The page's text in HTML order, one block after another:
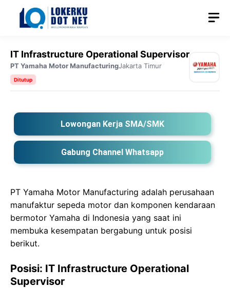
Langsung
IT Infrastructure Operational Supervisor
PT Yamaha Motor ManufacturingJakarta Timur
Ditutup
Lowongan Kerja SMA/SMK
Gabung Channel Whatsapp
PT Yamaha Motor Manufacturing adalah perusahaan
manufaktur sepeda motor dan komponen kendaraan
bermotor Yamaha di Indonesia yang saat ini
membuka kesempatan bergabung untuk posisi
berikut.
Posisi: IT Infrastructure Operational
Supervisor